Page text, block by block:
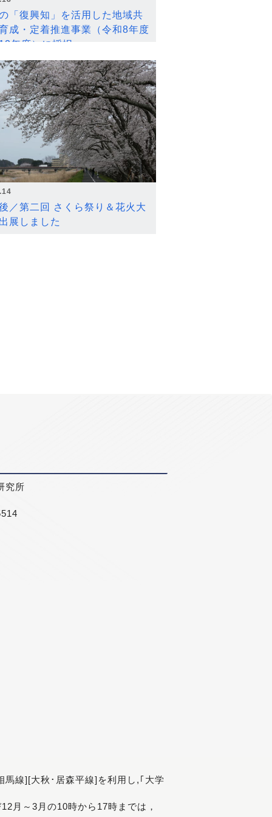
「復興知」を活用した地域共
成・定着推進事業（令和8年度
年度）に採択
／第二回 さくら祭り＆花火大
展しました
究所
線][大秋･居森平線]を利用し,｢大学
月～3月の10時から17時までは，